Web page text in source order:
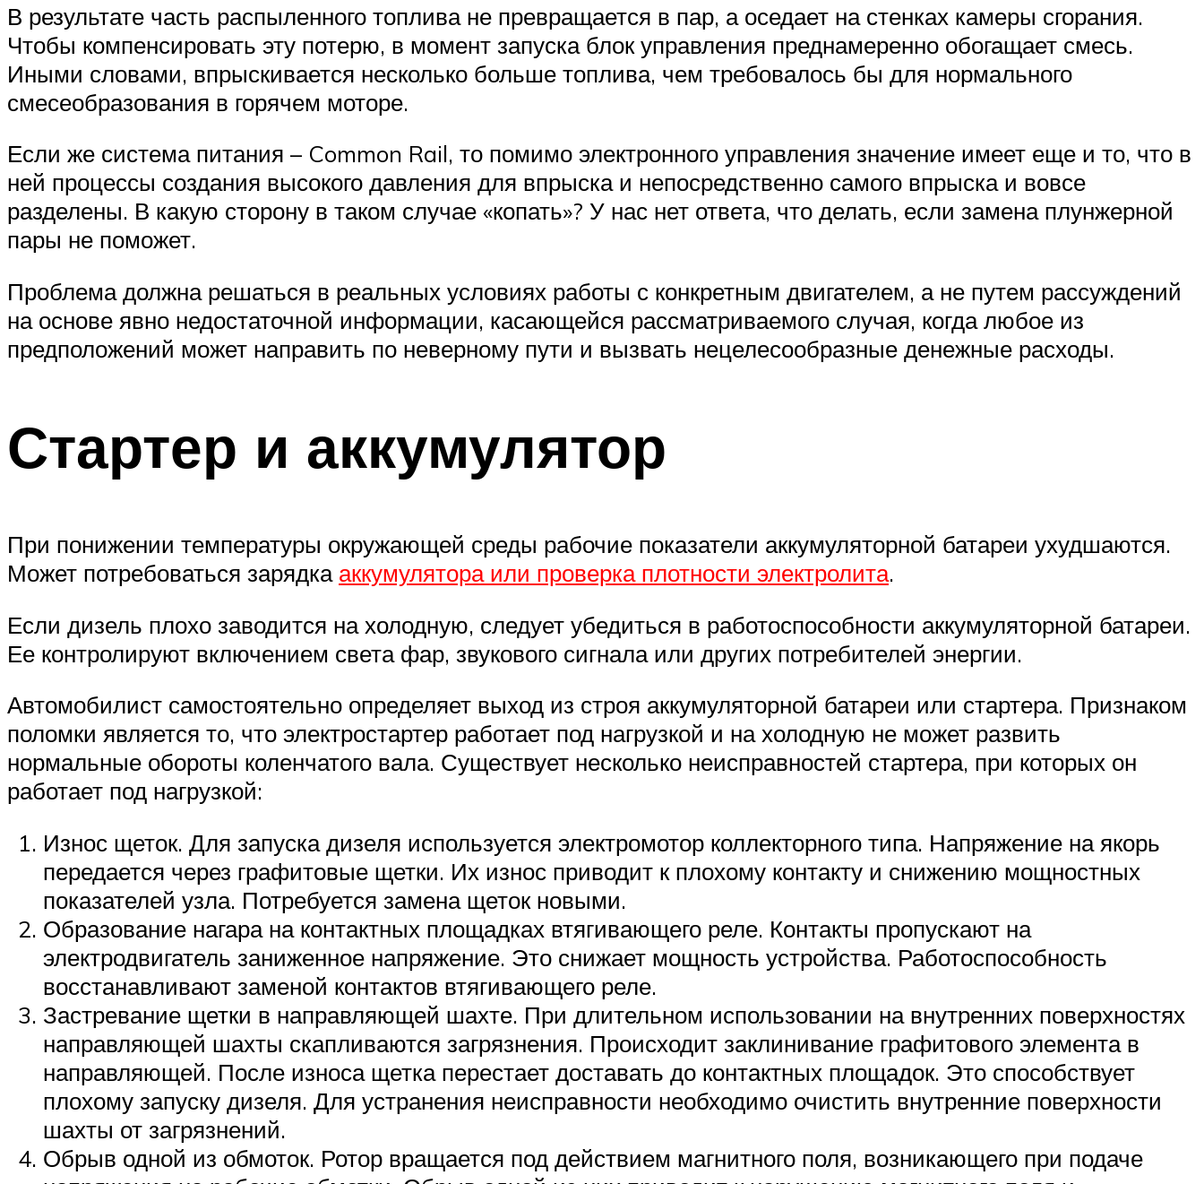
В результате часть распыленного топлива не превращается в пар, а оседает на стенках камеры сгорания.
Чтобы компенсировать эту потерю, в момент запуска блок управления преднамеренно обогащает смесь.
Иными словами, впрыскивается несколько больше топлива, чем требовалось бы для нормального
смесеобразования в горячем моторе.
Если же система питания – Common Rail, то помимо электронного управления значение имеет еще и то, что в
ней процессы создания высокого давления для впрыска и непосредственно самого впрыска и вовсе
разделены. В какую сторону в таком случае «копать»? У нас нет ответа, что делать, если замена плунжерной
пары не поможет.
Проблема должна решаться в реальных условиях работы с конкретным двигателем, а не путем рассуждений
на основе явно недостаточной информации, касающейся рассматриваемого случая, когда любое из
предположений может направить по неверному пути и вызвать нецелесообразные денежные расходы.
Стартер и аккумулятор
При понижении температуры окружающей среды рабочие показатели аккумуляторной батареи ухудшаются.
Может потребоваться зарядка аккумулятора или проверка плотности электролита.
Если дизель плохо заводится на холодную, следует убедиться в работоспособности аккумуляторной батареи.
Ее контролируют включением света фар, звукового сигнала или других потребителей энергии.
Автомобилист самостоятельно определяет выход из строя аккумуляторной батареи или стартера. Признаком
поломки является то, что электростартер работает под нагрузкой и на холодную не может развить
нормальные обороты коленчатого вала. Существует несколько неисправностей стартера, при которых он
работает под нагрузкой:
Износ щеток. Для запуска дизеля используется электромотор коллекторного типа. Напряжение на якорь
передается через графитовые щетки. Их износ приводит к плохому контакту и снижению мощностных
показателей узла. Потребуется замена щеток новыми.
Образование нагара на контактных площадках втягивающего реле. Контакты пропускают на
электродвигатель заниженное напряжение. Это снижает мощность устройства. Работоспособность
восстанавливают заменой контактов втягивающего реле.
Застревание щетки в направляющей шахте. При длительном использовании на внутренних поверхностях
направляющей шахты скапливаются загрязнения. Происходит заклинивание графитового элемента в
направляющей. После износа щетка перестает доставать до контактных площадок. Это способствует
плохому запуску дизеля. Для устранения неисправности необходимо очистить внутренние поверхности
шахты от загрязнений.
Обрыв одной из обмоток. Ротор вращается под действием магнитного поля, возникающего при подаче